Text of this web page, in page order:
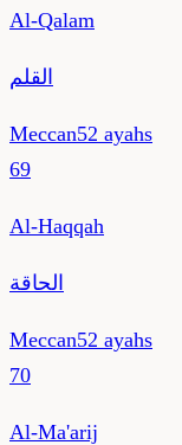
Al-Qalam
القلم
Meccan52 ayahs
69
Al-Haqqah
الحاقة
Meccan52 ayahs
70
Al-Ma'arij